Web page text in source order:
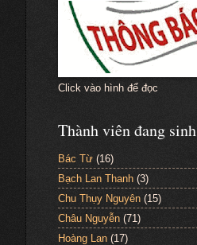
Click vào hình để đọc
Thành viên đang
Bác Từ (16)
Bạch Lan Thanh (3)
Chu Thụy Nguyên (15)
Châu Nguyễn (71)
Hoàng Lan (17)